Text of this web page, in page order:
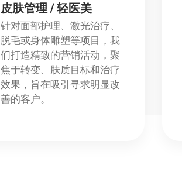
皮肤管理 / 轻医美
针对面部护理、激光治疗、
脱毛或身体雕塑等项目，我
们打造精致的营销活动，聚
焦于转变、肤质目标和治疗
效果，旨在吸引寻求明显改
善的客户。